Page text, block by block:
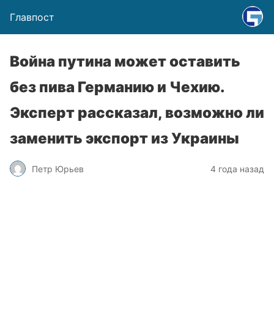
Главпост
Война путина может оставить
без пива Германию и Чехию.
Эксперт рассказал, возможно ли
заменить экспорт из Украины
Петр Юрьев 4 года назад